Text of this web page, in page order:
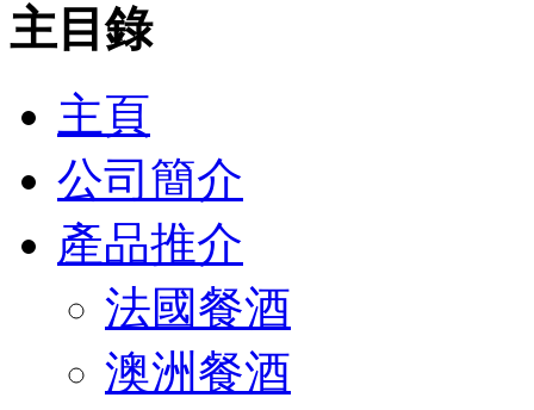
主目錄
主頁
公司簡介
產品推介
法國餐酒
澳洲餐酒